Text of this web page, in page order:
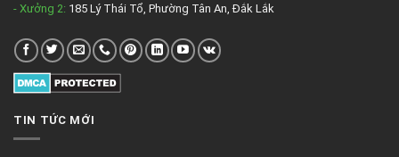
- Xưởng 2: 185 Lý Thái Tổ, Phường Tân An, Đắk Lắk
TIN TỨC MỚI